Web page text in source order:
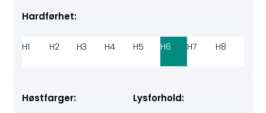
Hardførhet:
H1 H2 H3 H4 H5 H6 H7 H8
Høstfarger: Lysforhold: